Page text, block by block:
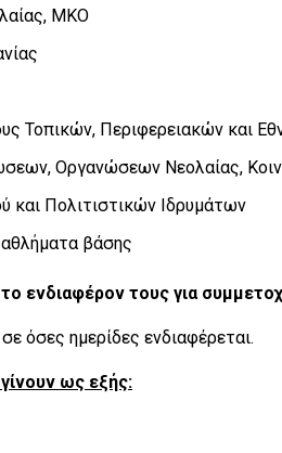
ΜΚΟ
Τοπικών, Περιφερειακών και
Οργανώσεων Νεολαίας,
Πολιτιστικών Ιδρυμάτων
βάσης
ενδιαφέρον τους για
όσες ημερίδες ενδιαφέρεται.
ως εξής: